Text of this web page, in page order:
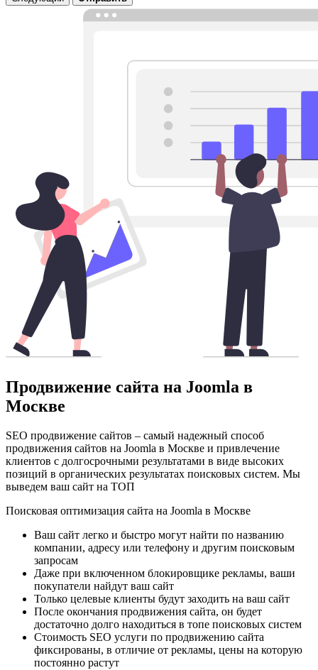
Продвижение сайта на Joomla в
Москве
SEO продвижение сайтов – самый надежный способ
продвижения сайтов на Joomla в Москве и привлечение
клиентов с долгосрочными результатами в виде высоких
позиций в органических результатах поисковых систем. Мы
выведем ваш сайт на ТОП
Поисковая оптимизация сайта на Joomla в Москве
Ваш сайт легко и быстро могут найти по названию
компании, адресу или телефону и другим поисковым
запросам
Даже при включенном блокировщике рекламы, ваши
покупатели найдут ваш сайт
Только целевые клиенты будут заходить на ваш сайт
После окончания продвижения сайта, он будет
достаточно долго находиться в топе поисковых систем
Стоимость SEO услуги по продвижению сайта
фиксированы, в отличие от рекламы, цены на которую
постоянно растут